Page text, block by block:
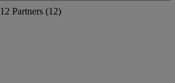
12 Partners (12)